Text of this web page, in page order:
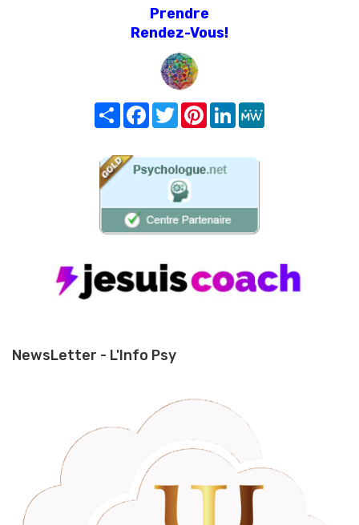
Prendre
Rendez-Vous!
Share FacebookTwitterPinterest
LinkedIn
NewsLetter - L'Info Psy